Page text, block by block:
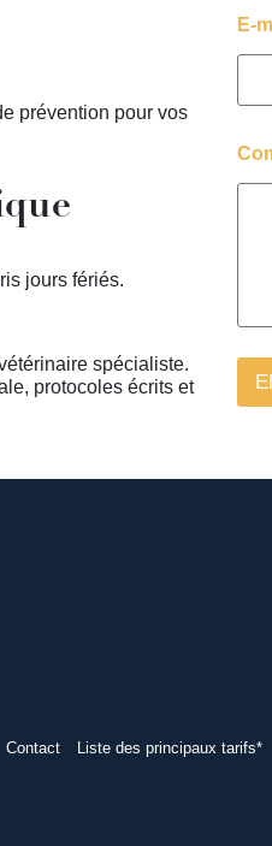
prévention pour vos
jours fériés.
spécialiste.
protocoles écrits et
E-
Contact Liste des principaux tarifs*